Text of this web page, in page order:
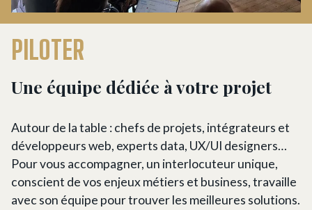
PILOTER
Une équipe dédiée à votre projet
Autour de la table : chefs de projets, intégrateurs et
développeurs web, experts data, UX/UI designers…
Pour vous accompagner, un interlocuteur unique,
conscient de vos enjeux métiers et business, travaille
avec son équipe pour trouver les meilleures solutions.